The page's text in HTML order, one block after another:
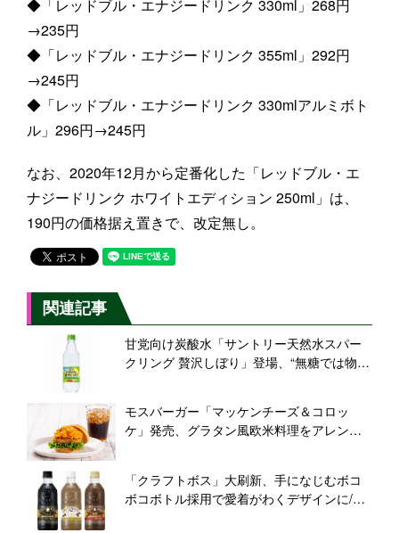
◆「レッドブル・エナジードリンク 330ml」268円
→235円
◆「レッドブル・エナジードリンク 355ml」292円
→245円
◆「レッドブル・エナジードリンク 330mlアルミボト
ル」296円→245円
なお、2020年12月から定番化した「レッドブル・エ
ナジードリンク ホワイトエディション 250ml」は、
190円の価格据え置きで、改定無し。
関連記事
甘党向け炭酸水「サントリー天然水スパー
クリング 贅沢しぼり」登場、“無糖では物足
モスバーガー「マッケンチーズ＆コロッ
ケ」発売、グラタン風欧米料理をアレン
「クラフトボス」大刷新、手になじむボコ
ボコボトル採用で愛着がわくデザインに/サ